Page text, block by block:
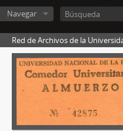
Navegar
Red de Archivos de la